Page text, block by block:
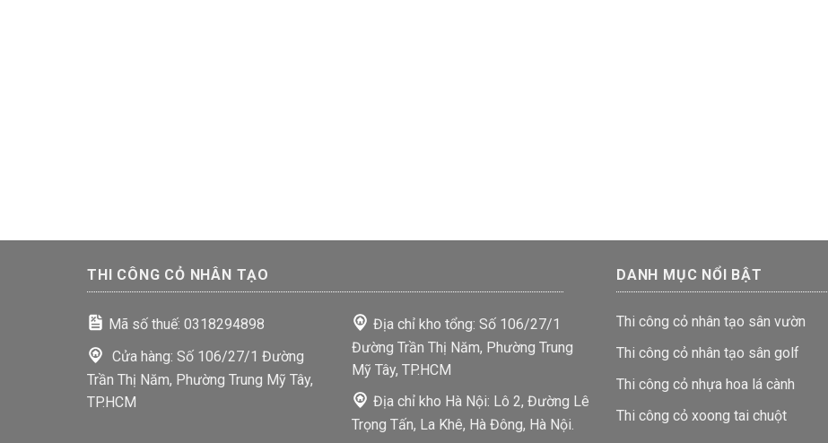
THI CÔNG CỎ NHÂN TẠO
Mã số thuế: 0318294898
Cửa hàng: Số 106/27/1 Đường
Trần Thị Năm, Phường Trung Mỹ Tây,
TP.HCM
Địa chỉ kho tổng: Số 106/27/1
Đường Trần Thị Năm, Phường Trung
Mỹ Tây, TP.HCM
Địa chỉ kho Hà Nội: Lô 2, Đường Lê
Trọng Tấn, La Khê, Hà Đông, Hà Nội.
DANH MỤC NỔI BẬT
Thi công cỏ nhân tạo sân vườn
Thi công cỏ nhân tạo sân golf
Thi công cỏ nhựa hoa lá cành
Thi công cỏ xoong tai chuột